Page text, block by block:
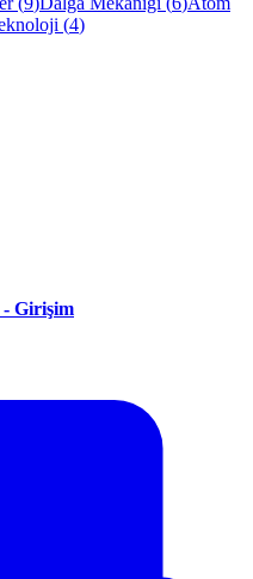
(4)
- Girişim